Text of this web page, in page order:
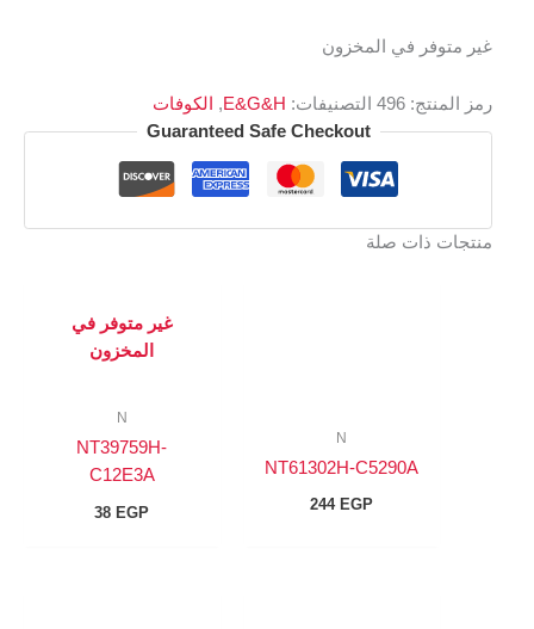
غير متوفر في المخزون
رمز المنتج: 496 التصنيفات: E&G&H
,
الكوفات
Guaranteed Safe Checkout
منتجات ذات صلة
N
NT61302H-C5290A
244 EGP
غير متوفر في
المخزون
N
NT39759H-
C12E3A
38EGP